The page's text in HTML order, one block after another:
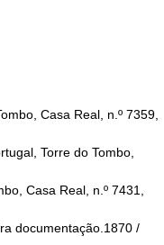
Casa Real, n.º 7359,
Torre do Tombo,
Casa Real, n.º 7431,
documentação.1870 /